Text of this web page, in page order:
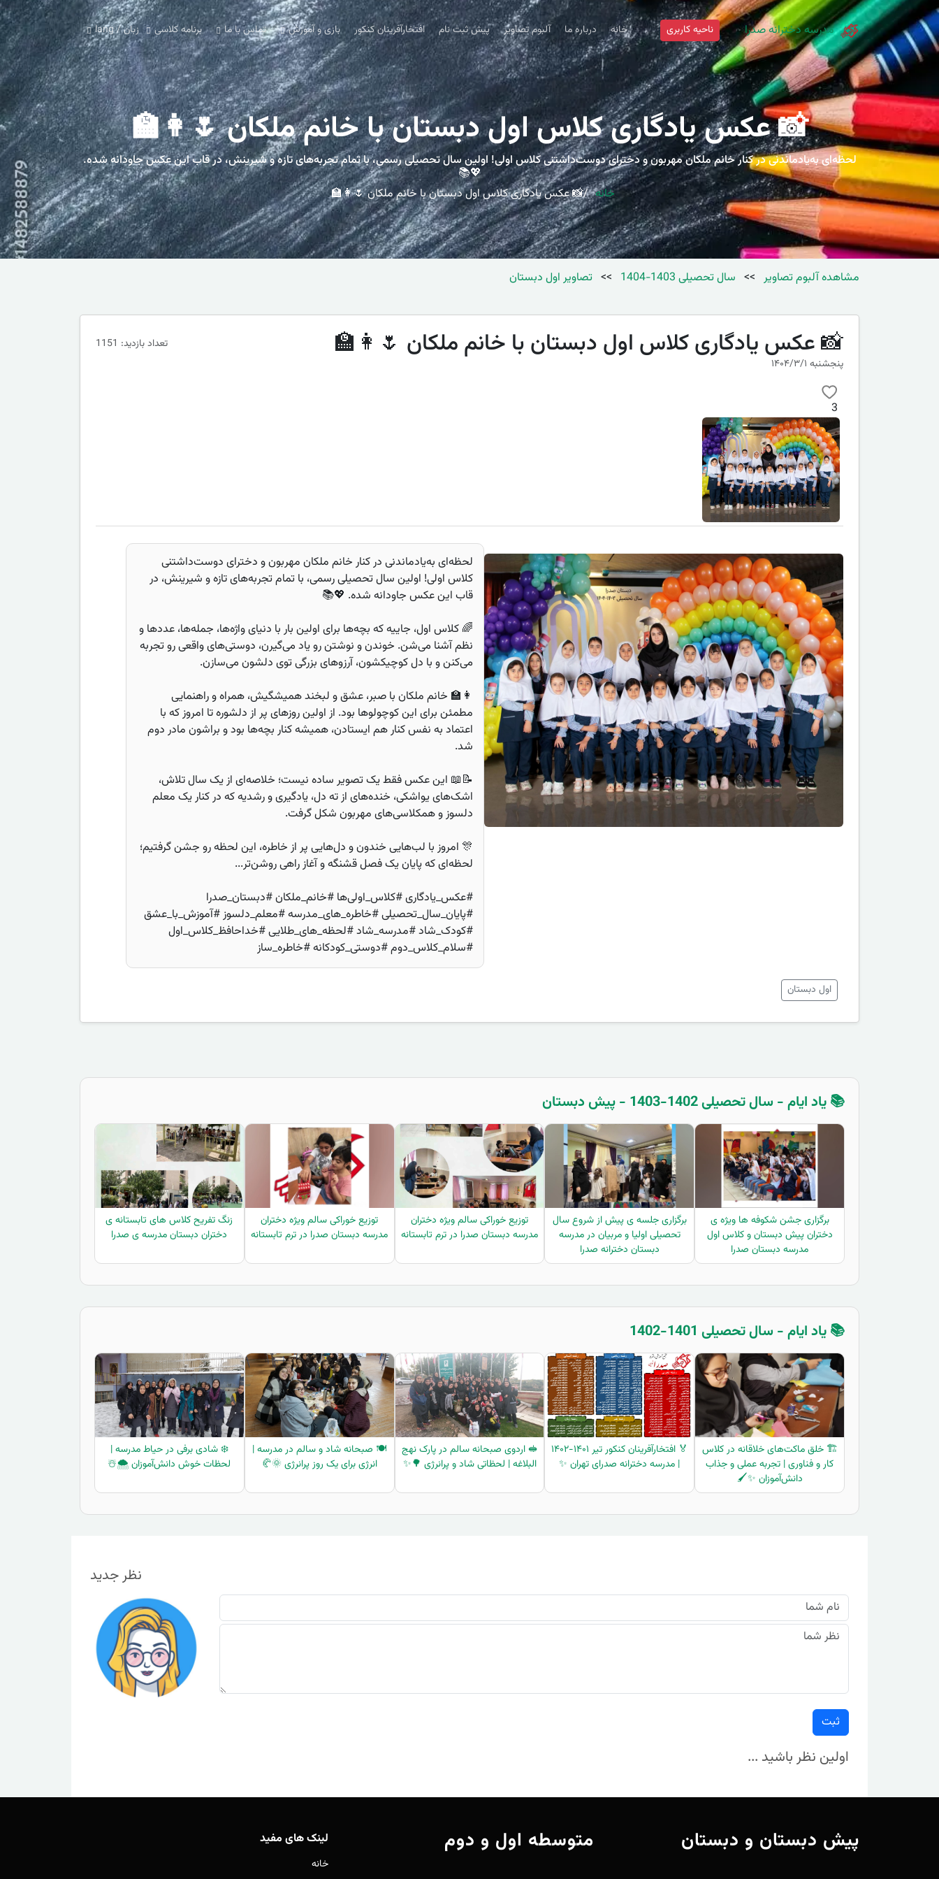
مدرسه دخترانه صدرا ناحیه کاربری خانه درباره ما آلبوم تصاویر پیش ثبت نام افتخارآفرینان کنکور بازی و آموزش تماس با ما برنامه کلاسی زبان / lang
📸 عکس یادگاری کلاس اول دبستان با خانم ملکان 🌷👩‍🏫
لحظه‌ای به‌یادماندنی در کنار خانم ملکان مهربون و دخترای دوست‌داشتنی کلاس اولی! اولین سال تحصیلی رسمی، با تمام تجربه‌های تازه و شیرینش، در قاب این عکس جاودانه شده.
💖📚
خانه
📸 عکس یادگاری کلاس اول دبستان با خانم ملکان 🌷👩‍🏫
مشاهده آلبوم تصاویر >> سال تحصیلی 1403-1404 >> تصاویر اول دبستان
📸 عکس یادگاری کلاس اول دبستان با خانم ملکان 🌷👩‍🏫
تعداد بازدید: 1151
پنجشنبه ۱۴۰۴/۳/۱
3
لحظه‌ای به‌یادماندنی در کنار خانم ملکان مهربون و دخترای دوست‌داشتنی
کلاس اولی! اولین سال تحصیلی رسمی، با تمام تجربه‌های تازه و شیرینش، در
قاب این عکس جاودانه شده. 💖📚
🌈 کلاس اول، جاییه که بچه‌ها برای اولین بار با دنیای واژه‌ها، جمله‌ها، عددها و
نظم آشنا می‌شن. خوندن و نوشتن رو یاد می‌گیرن، دوستی‌های واقعی رو تجربه
می‌کنن و با دل کوچیکشون، آرزوهای بزرگی توی دلشون می‌سازن.
👩‍🏫 خانم ملکان با صبر، عشق و لبخند همیشگیش، همراه و راهنمایی
مطمئن برای این کوچولوها بود. از اولین روزهای پر از دلشوره تا امروز که با
اعتماد به نفس کنار هم ایستادن، همیشه کنار بچه‌ها بود و براشون مادر دوم
شد.
📝📖 این عکس فقط یک تصویر ساده نیست؛ خلاصه‌ای از یک سال تلاش،
اشک‌های یواشکی، خنده‌های از ته دل، یادگیری و رشدیه که در کنار یک معلم
دلسوز و همکلاسی‌های مهربون شکل گرفت.
🎊 امروز با لب‌هایی خندون و دل‌هایی پر از خاطره، این لحظه رو جشن گرفتیم؛
لحظه‌ای که پایان یک فصل قشنگه و آغاز راهی روشن‌تر...
#عکس_یادگاری #کلاس_اولی‌ها #خانم_ملکان #دبستان_صدرا
#پایان_سال_تحصیلی #خاطره_های_مدرسه #معلم_دلسوز #آموزش_با_عشق
#کودک_شاد #مدرسه_شاد #لحظه_های_طلایی #خداحافظ_کلاس_اول
#سلام_کلاس_دوم #دوستی_کودکانه #خاطره_ساز
اول دبستان
📚 یاد ایام - سال تحصیلی 1402-1403 - پیش دبستان
برگزاری جشن شکوفه ها ویژه ی
دختران پیش دبستان و کلاس اول
مدرسه دبستان صدرا
برگزاری جلسه ی پیش از شروع سال
تحصیلی اولیا و مربیان در مدرسه
دبستان دخترانه صدرا
توزیع خوراکی سالم ویژه دختران
مدرسه دبستان صدرا در ترم تابستانه
توزیع خوراکی سالم ویژه دختران
مدرسه دبستان صدرا در ترم تابستانه
زنگ تفریح کلاس های تابستانه ی
دختران دبستان مدرسه ی صدرا
📚 یاد ایام - سال تحصیلی 1401-1402
🏗️ خلق ماکت‌های خلاقانه در کلاس
کار و فناوری | تجربه عملی و جذاب
دانش‌آموزان ✨🖌️
🏅 افتخارآفرینان کنکور تیر ۱۴۰۱-۱۴۰۲
| مدرسه دخترانه صدرای تهران ✨
🥪 اردوی صبحانه سالم در پارک نهج
البلاغه | لحظاتی شاد و پرانرژی 🌳✨
🍽️ صبحانه شاد و سالم در مدرسه |
انرژی برای یک روز پرانرژی 🌞🥐
❄️ شادی برفی در حیاط مدرسه |
لحظات خوش دانش‌آموزان 🌨️☃️
نظر جدید
ثبت
اولین نظر باشید ...
پیش دبستان و دبستان متوسطه اول و دوم لینک های مفید
خانه